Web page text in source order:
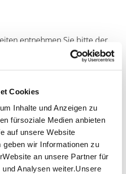
Cookies
Inhalte und Anzeigen zu
fürsoziale Medien anbieten
auf unsere Website
wir Informationen zu
an unsere Partner für
Analysen weiter.Unsere
entnehmen Sie bitte der
067